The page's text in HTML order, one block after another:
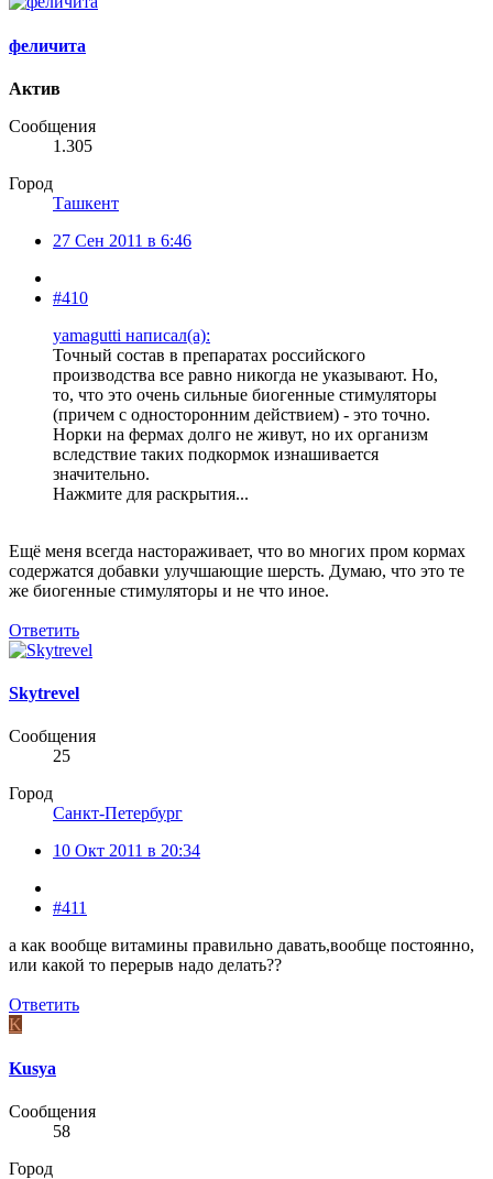
феличита
Актив
Сообщения
1.305
Город
Ташкент
27 Сен 2011 в 6:46
#410
yamagutti написал(а):
Точный состав в препаратах российского
производства все равно никогда не указывают. Но,
то, что это очень сильные биогенные стимуляторы
(причем с односторонним действием) - это точно.
Норки на фермах долго не живут, но их организм
вследствие таких подкормок изнашивается
значительно.
Нажмите для раскрытия...
Ещё меня всегда настораживает, что во многих пром кормах
содержатся добавки улучшающие шерсть. Думаю, что это те
же биогенные стимуляторы и не что иное.
Ответить
Skytrevel
Сообщения
25
Город
Санкт-Петербург
10 Окт 2011 в 20:34
#411
а как вообще витамины правильно давать,вообще постоянно,
или какой то перерыв надо делать??
Ответить
K
Kusya
Сообщения
58
Город